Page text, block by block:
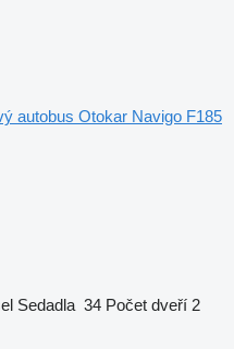
autobus Otokar Navigo F185
Sedadla 34 Počet dveří 2